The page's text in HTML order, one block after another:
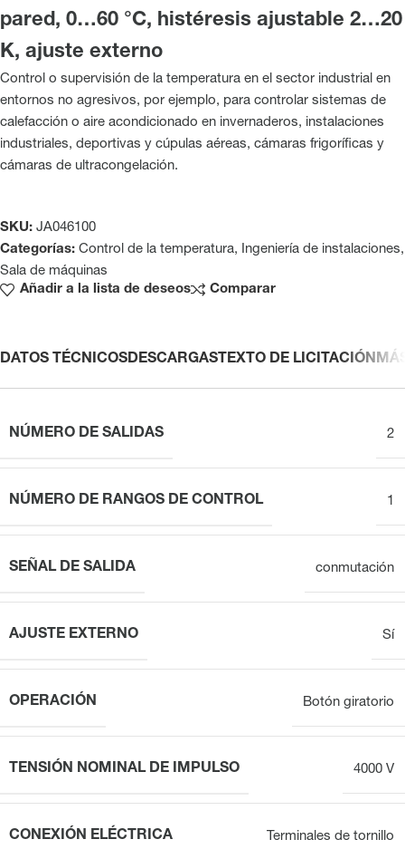
pared, 0…60 °C, histéresis ajustable 2…20
K, ajuste externo
Control o supervisión de la temperatura en el sector industrial en
entornos no agresivos, por ejemplo, para controlar sistemas de
calefacción o aire acondicionado en invernaderos, instalaciones
industriales, deportivas y cúpulas aéreas, cámaras frigoríficas y
cámaras de ultracongelación.
SKU: JA046100
Categorías: Control de la temperatura, Ingeniería de instalaciones,
Sala de máquinas
Añadir a la lista de deseos
Comparar
DATOS TÉCNICOSDESCARGASTEXTO DE LICITACIÓN
NÚMERO DE SALIDAS 2
NÚMERO DE RANGOS DE CONTROL 1
SEÑAL DE SALIDA conmutación
AJUSTE EXTERNO Sí
OPERACIÓN Botón giratorio
TENSIÓN NOMINAL DE IMPULSO 4000 V
CONEXIÓN ELÉCTRICA Terminales de tornillo